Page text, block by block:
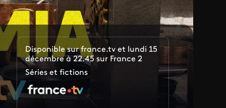
Disponible sur france.tv et lundi 15
décembre à 22.45 sur France 2
Séries et fictions